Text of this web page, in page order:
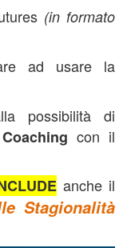
(in formato
ad usare la
possibilità di
Coachingcon il
anche il
Stagionalità